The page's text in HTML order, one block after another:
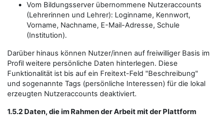
Vom Bildungsserver übernommene Nutzeraccounts
(Lehrerinnen und Lehrer): Loginname, Kennwort,
Vorname, Nachname, E-Mail-Adresse, Schule
(Institution).
Darüber hinaus können Nutzer/innen auf freiwilliger Basis im
Profil weitere persönliche Daten hinterlegen. Diese
Funktionalität ist bis auf ein Freitext-Feld "Beschreibung"
und sogenannte Tags (persönliche Interessen) für die lokal
erzeugten Nutzeraccounts deaktiviert.
1.5.2 Daten, die im Rahmen der Arbeit mit der Plattform